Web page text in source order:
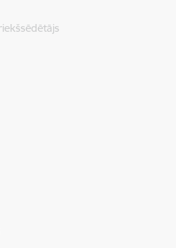
priekšsēdētājs